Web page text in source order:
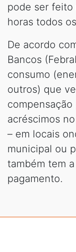
pode ser
horas todos
De acordo
Bancos
consumo
outros) que
acréscimos
– em locais
municipal ou
também tem
pagamento.